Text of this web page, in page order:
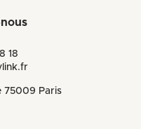
18
75009 Paris